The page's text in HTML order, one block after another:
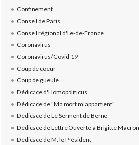
Confinement
Conseil de Paris
Conseil régional d'Ile-de-France
Coronavirus
Coronavirus/Covid-19
Coup de coeur
Coup de gueule
Dédicace d'Homopoliticus
Dédicace de "Ma mort m'appartient"
Dédicace de Le Serment de Berne
Dédicace de Lettre Ouverte à Brigitte Macron
Dédicace de M. le Président